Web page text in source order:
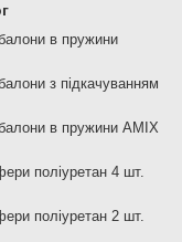
в пружини
з підкачуванням
в пружини AMIX
поліуретан 4 шт.
поліуретан 2 шт.